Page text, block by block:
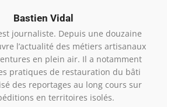
Bastien Vidal
journaliste. Depuis une douzaine
l’actualité des métiers artisanaux
en plein air. Il a notamment
pratiques de restauration du bâti
des reportages au long cours sur
en territoires isolés.